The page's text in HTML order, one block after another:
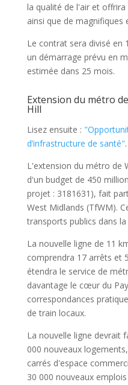
la qualité de l'air et
ainsi que de magnifiques
Le contrat sera divisé en
un démarrage prévu en
estimée dans 25 mois.
Extension du métro
Hill
Lisez ensuite :
d’infrastructure de santé".
L'extension du métro de
d'un budget de 450
projet : 3181631), fait
West Midlands (TfWM).
transports publics dans la
La nouvelle ligne de 11
comprendra 17 arrêts et
étendra le service de
davantage le cœur du
correspondances
de train locaux.
La nouvelle ligne devrait
000 nouveaux
carrés d'espace
30 000 nouveaux